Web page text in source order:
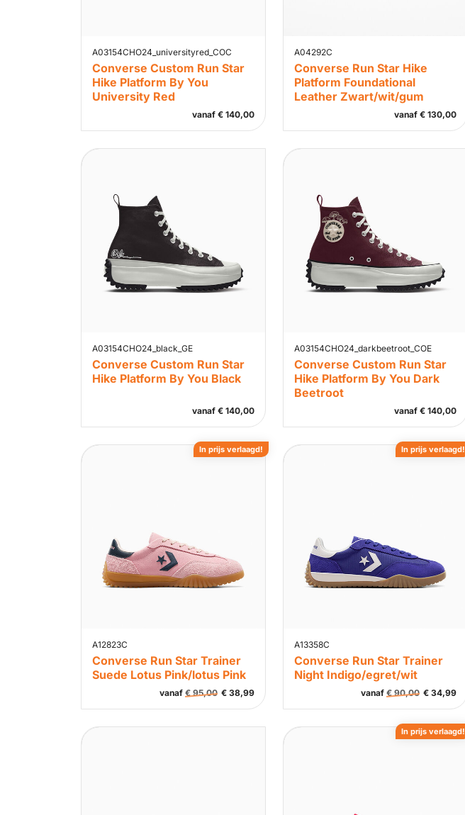
A03154CHO24_universityred_COC
Converse Custom Run Star
Hike Platform By You
University Red
vanaf € 140,00
A04292C
Converse Run Star Hike
Platform Foundational
Leather Zwart/wit/gum
vanaf € 130,00
A03154CHO24_black_GE
Converse Custom Run Star
Hike Platform By You Black
vanaf € 140,00
A03154CHO24_darkbeetroot_COE
Converse Custom Run Star
Hike Platform By You Dark
Beetroot
vanaf € 140,00
A12823C
Converse Run Star Trainer
Suede Lotus Pink/lotus Pink
vanaf €95,00 € 38,99
In prijs verlaagd!
A13358C
Converse Run Star Trainer
Night Indigo/egret/wit
vanaf €90,00 € 34,99
In prijs verlaagd!
In prijs verlaagd!